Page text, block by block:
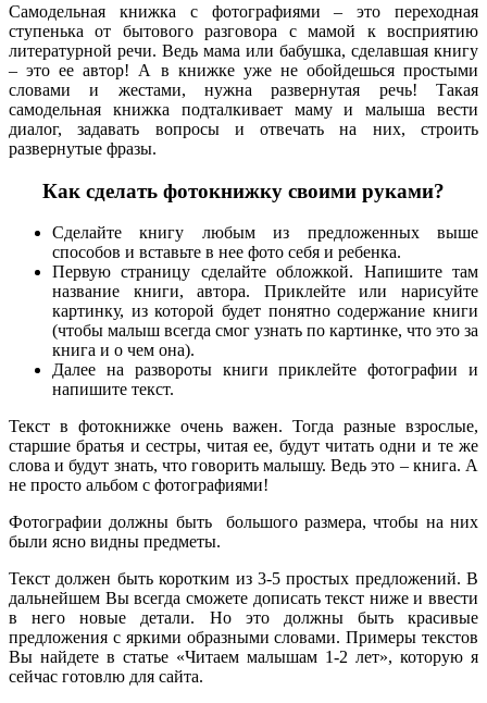
Самодельная книжка с фотографиями – это переходная
ступенька от бытового разговора с мамой к восприятию
литературной речи. Ведь мама или бабушка, сделавшая книгу
– это ее автор! А в книжке уже не обойдешься простыми
словами и жестами, нужна развернутая речь! Такая
самодельная книжка подталкивает маму и малыша вести
диалог, задавать вопросы и отвечать на них, строить
развернутые фразы.
Как сделать фотокнижку своими руками?
Сделайте книгу любым из предложенных выше
способов и вставьте в нее фото себя и ребенка.
Первую страницу сделайте обложкой. Напишите там
название книги, автора. Приклейте или нарисуйте
картинку, из которой будет понятно содержание книги
(чтобы малыш всегда смог узнать по картинке, что это за
книга и о чем она).
Далее на развороты книги приклейте фотографии и
напишите текст.
Текст в фотокнижке очень важен. Тогда разные взрослые,
старшие братья и сестры, читая ее, будут читать одни и те же
слова и будут знать, что говорить малышу. Ведь это – книга. А
не просто альбом с фотографиями!
Фотографии должны быть большого размера, чтобы на них
были ясно видны предметы.
Текст должен быть коротким из 3-5 простых предложений. В
дальнейшем Вы всегда сможете дописать текст ниже и ввести
в него новые детали. Но это должны быть красивые
предложения с яркими образными словами. Примеры текстов
Вы найдете в статье «Читаем малышам 1-2 лет», которую я
сейчас готовлю для сайта.